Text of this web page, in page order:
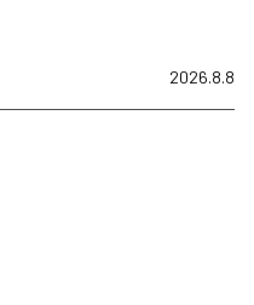
2026.8.8